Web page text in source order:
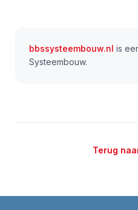
bbssysteembouw.nl is
Systeembouw.
Terug